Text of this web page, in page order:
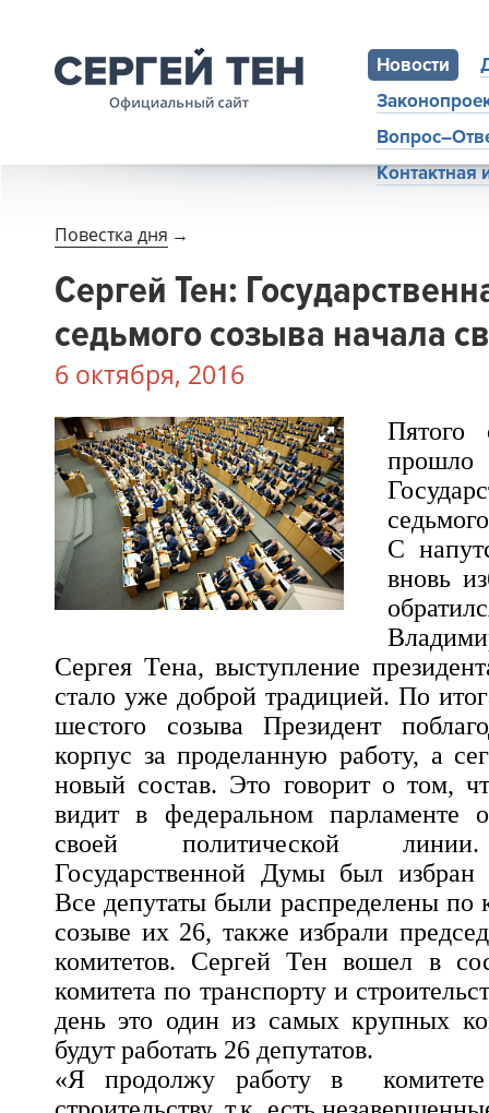
Новости
Повестка дня →
Сергей Тен:
седьмого созыва начала
6 октября, 2016
Пятого
прошло
С
вновь
Сергея Тена, выступление
стало уже доброй традицией. По
шестого созыва Президент
корпус за проделанную работу, а
новый состав. Это говорит о том,
видит в федеральном парламенте
своей политической линии.
Государственной Думы был избран
Все депутаты были распределены по
созыве их 26, также избрали
комитетов. Сергей Тен вошел в
комитета по транспорту и
день это один из самых крупных
будут работать 26 депутатов.
«Я продолжу работу в